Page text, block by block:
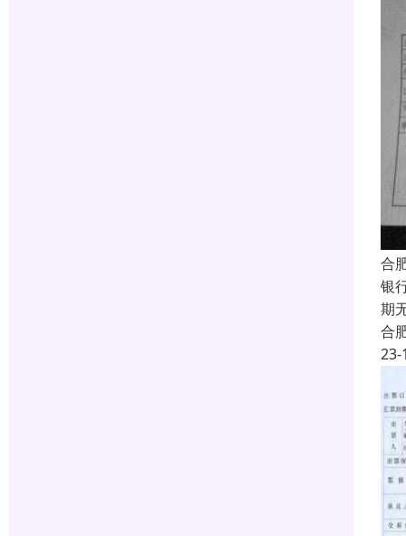
合
银
期
合
23-